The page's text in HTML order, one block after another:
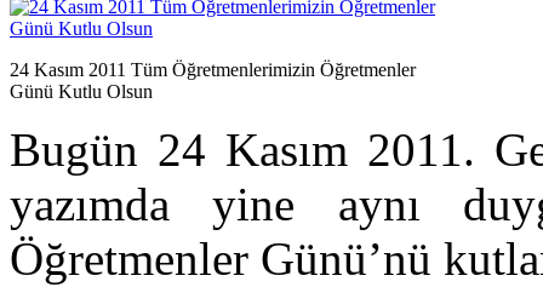
24 Kasım 2011 Tüm Öğretmenlerimizin Öğretmenler
Günü Kutlu Olsun
Bugün 24 Kasım 2011.
yazımda yine aynı
Öğretmenler Günü’nü